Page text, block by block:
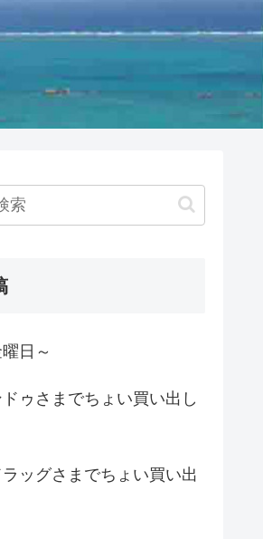
日～
ゥさまでちょい買い出し
ッグさまでちょい買い出